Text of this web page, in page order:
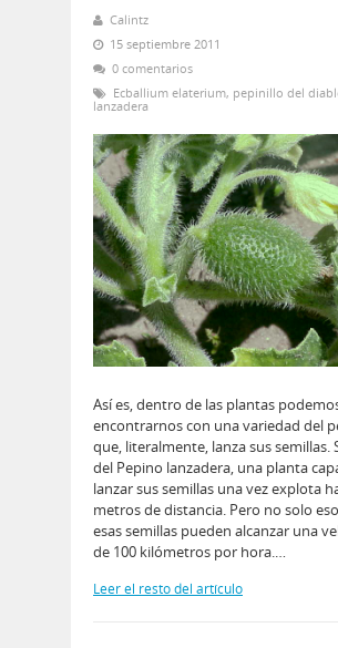
Calintz
15 septiembre 2011
0 comentarios
Ecballium elaterium, pepinillo del
lanzadera
Así es, dentro de las plantas
encontrarnos con una variedad del
que, literalmente, lanza sus semillas.
del Pepino lanzadera, una planta
lanzar sus semillas una vez explota
metros de distancia. Pero no solo
esas semillas pueden alcanzar una
de 100 kilómetros por hora.…
Leer el resto del artículo